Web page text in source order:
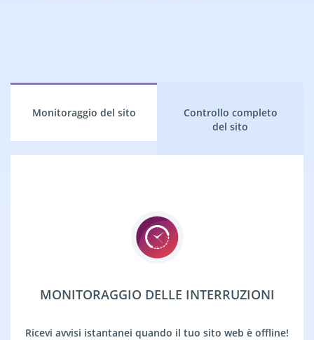
Monitoraggio del sito
Controllo completo
del sito
MONITORAGGIO DELLE INTERRUZIONI
Ricevi avvisi istantanei quando il tuo sito web è offline!